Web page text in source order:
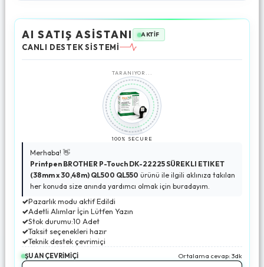
AI SATIŞ ASİSTANI AKTİF
CANLI DESTEK SİSTEMİ
TARANIYOR...
100% SECURE
Merhaba! 👋
Printpen BROTHER P-Touch DK-22225 SÜREKLI ETIKET
(38mm x 30,48m) QL500 QL550 ürünü ile ilgili aklınıza takılan
her konuda size anında yardımcı olmak için buradayım.
✓Pazarlık modu aktif Edildi
✓Adetli Alımlar İçin Lütfen Yazın
✓Stok durumu:10 Adet
✓Taksit seçenekleri hazır
✓Teknik destek çevrimiçi
ŞU AN ÇEVRİMİÇİ Ortalama cevap: 3dk